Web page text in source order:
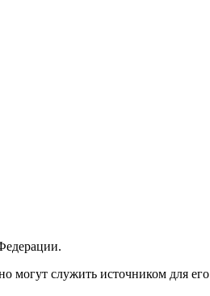
могут служить источником для